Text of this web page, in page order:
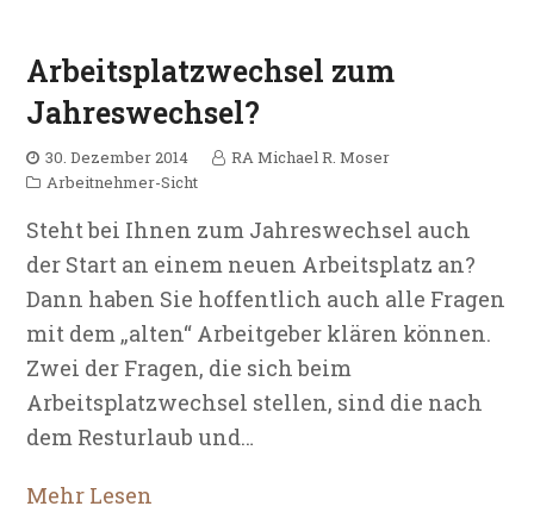
Arbeitsplatzwechsel zum
Jahreswechsel?
30. Dezember 2014
RA Michael R. Moser
Arbeitnehmer-Sicht
Steht bei Ihnen zum Jahreswechsel auch
der Start an einem neuen Arbeitsplatz an?
Dann haben Sie hoffentlich auch alle Fragen
mit dem „alten“ Arbeitgeber klären können.
Zwei der Fragen, die sich beim
Arbeitsplatzwechsel stellen, sind die nach
dem Resturlaub und…
Mehr Lesen